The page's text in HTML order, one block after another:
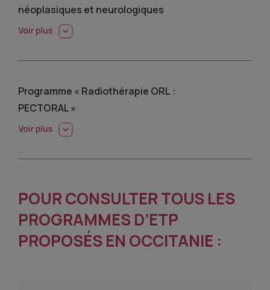
néoplasiques et neurologiques
Programme « Radiothérapie ORL :
PECTORAL »
POUR CONSULTER TOUS LES
PROGRAMMES D’ETP
PROPOSÉS EN OCCITANIE :